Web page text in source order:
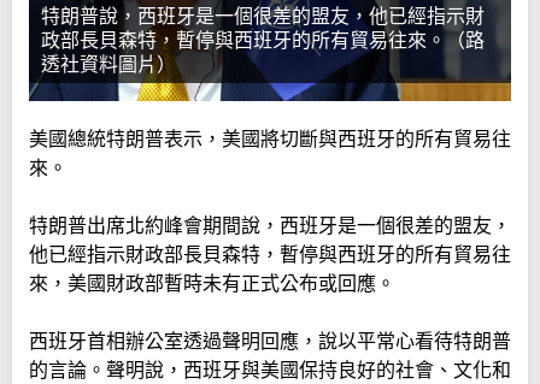
特朗普說，西班牙是一個很差的盟友，他已經指示財
政部長貝森特，暫停與西班牙的所有貿易往來。（路
透社資料圖片）
美國總統特朗普表示，美國將切斷與西班牙的所有貿易往
來。
特朗普出席北約峰會期間說，西班牙是一個很差的盟友，
他已經指示財政部長貝森特，暫停與西班牙的所有貿易往
來，美國財政部暫時未有正式公布或回應。
西班牙首相辦公室透過聲明回應，說以平常心看待特朗普
的言論。聲明說，西班牙與美國保持良好的社會、文化和